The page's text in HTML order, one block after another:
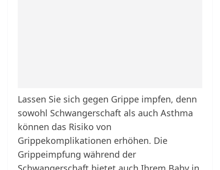
Lassen Sie sich gegen Grippe impfen, denn
sowohl Schwangerschaft als auch Asthma
können das Risiko von
Grippekomplikationen erhöhen. Die
Grippeimpfung während der